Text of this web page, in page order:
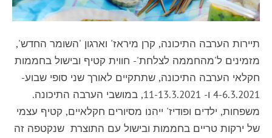
תיירות הערבה התיכונה, קרן מיראז' וארגון 'השומר החדש',
מזמינים ל'מהחממה לצלחת'- חווית קטיף ובישול בחממות
חקלאי הערבה התיכונה, שתתקיים לאורך שני סופי שבוע-
4-6.3.2021 ו- 11-13.3.2021, במושבי הערבה התיכונה.
משפחות, ילדים ופודיז' ייהנו מסיורים חקלאיים, קטיף עצמי
של ירקות טריים בחממות ובישול עם התוצרת שנקטפה זה